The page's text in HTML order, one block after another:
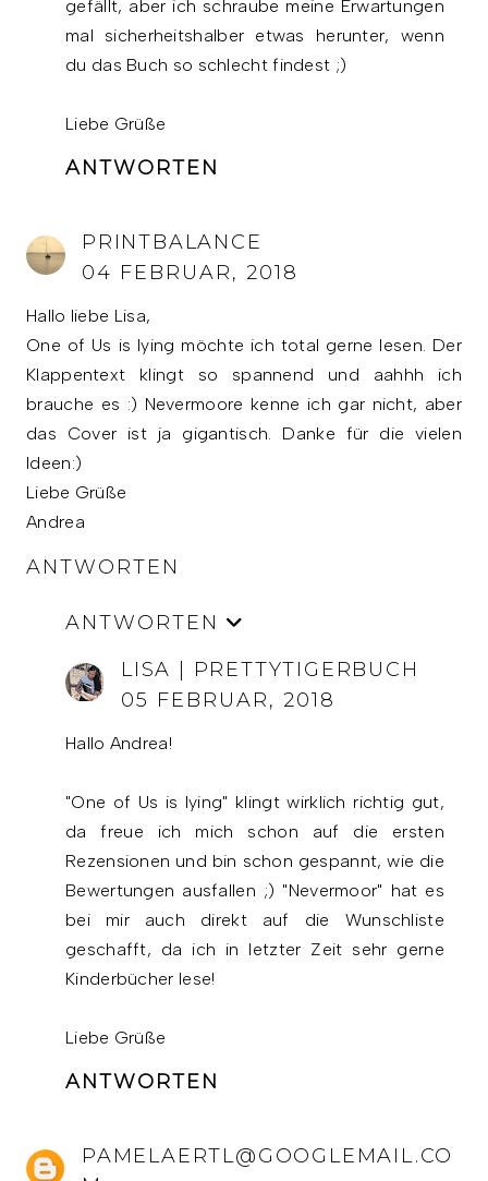
gefällt, aber ich schraube meine Erwartungen
mal sicherheitshalber etwas herunter, wenn
du das Buch so schlecht findest ;)
Liebe Grüße
ANTWORTEN
PRINTBALANCE
04 FEBRUAR, 2018
Hallo liebe Lisa,
One of Us is lying möchte ich total gerne lesen. Der
Klappentext klingt so spannend und aahhh ich
brauche es :) Nevermoore kenne ich gar nicht, aber
das Cover ist ja gigantisch. Danke für die vielen
Ideen:)
Liebe Grüße
Andrea
ANTWORTEN
ANTWORTEN
LISA | PRETTYTIGERBUCH
05 FEBRUAR, 2018
Hallo Andrea!
"One of Us is lying" klingt wirklich richtig gut,
da freue ich mich schon auf die ersten
Rezensionen und bin schon gespannt, wie die
Bewertungen ausfallen ;) "Nevermoor" hat es
bei mir auch direkt auf die Wunschliste
geschafft, da ich in letzter Zeit sehr gerne
Kinderbücher lese!
Liebe Grüße
ANTWORTEN
PAMELAERTL@GOOGLEMAIL.CO